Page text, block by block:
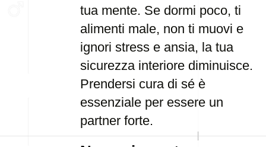
tua mente. Se dormi poco, ti
alimenti male, non ti muovi e
ignori stress e ansia, la tua
sicurezza interiore diminuisce.
Prendersi cura di sé è
essenziale per essere un
partner forte.